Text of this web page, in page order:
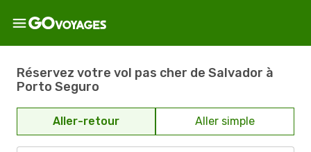
Réservez votre vol pas cher de Salvador à
Porto Seguro
Aller-retour Aller simple